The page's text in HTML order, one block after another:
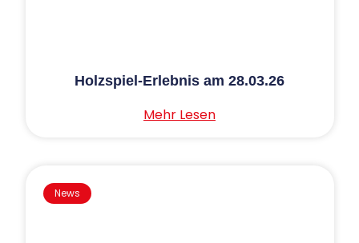
Holzspiel-Erlebnis am 28.03.26
Mehr Lesen
News